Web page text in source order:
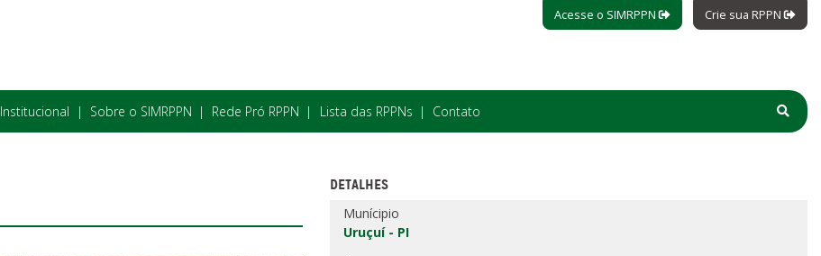
Acesse o SIMRPPN Crie sua RPPN
Institucional Sobre o SIMRPPN Rede Pró RPPN Lista das RPPNs Contato
DETALHES
Munícipio
Uruçuí - PI